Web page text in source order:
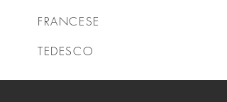
FRANCESE
TEDESCO